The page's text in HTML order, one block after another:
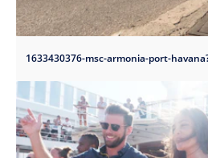
1633430376-msc-armonia-port-